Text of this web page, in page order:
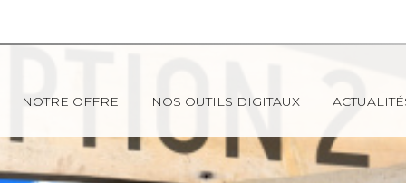
NOTRE OFFRE NOS OUTILS DIGITAUX